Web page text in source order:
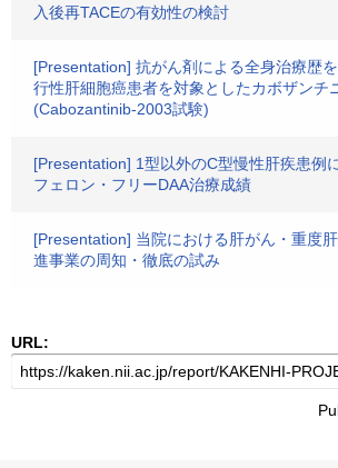
入後再TACEの有効性の検討
[Presentation] 抗がん剤による全身治療歴
行性肝細胞癌患者を対象としたカボザンチ
(Cabozantinib-2003試験)
[Presentation] 1型以外のC型慢性肝疾患例
フェロン・フリーDAA治療成績
[Presentation] 当院における肝がん・重度
進事業の周知・徹底の試み
URL: